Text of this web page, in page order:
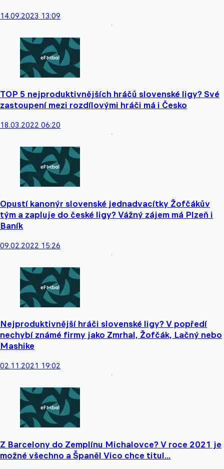
14.09.2023 13:09
TOP 5 nejproduktivnějších hráčů slovenské ligy? Své
zastoupení mezi rozdílovými hráči má i Česko
18.03.2022 06:20
Opustí kanonýr slovenské jednadvacítky Žofčákův
tým a zapluje do české ligy? Vážný zájem má Plzeň i
Baník
09.02.2022 15:26
Nejproduktivnější hráči slovenské ligy? V popředí
nechybí známé firmy jako Zmrhal, Žofčák, Lačný nebo
Mashike
02.11.2021 19:02
Z Barcelony do Zemplínu Michalovce? V roce 2021 je
možné všechno a Španěl Vico chce titul...